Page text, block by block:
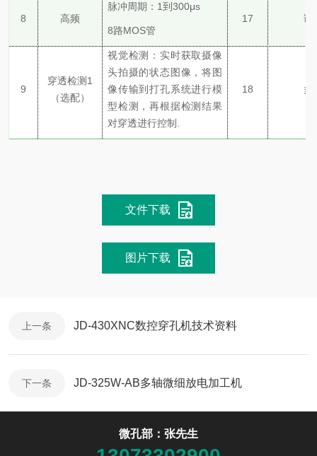
8 高频
脉冲周期： 1到300μs
8路MOS管
17 语
9
穿透检测 1
（选配）
视觉检测：实时获取摄像
头拍摄的状态图像，将图
像传输到打孔系统进行模
型检测，再根据检测结果
对穿透进行控制
18 多
文件下载
图片下载
上一条 JD-430XNC数控穿孔机技术资料
下一条 JD-325W-AB多轴微细放电加工机
微孔部：张先生